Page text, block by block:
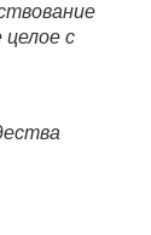
целое с